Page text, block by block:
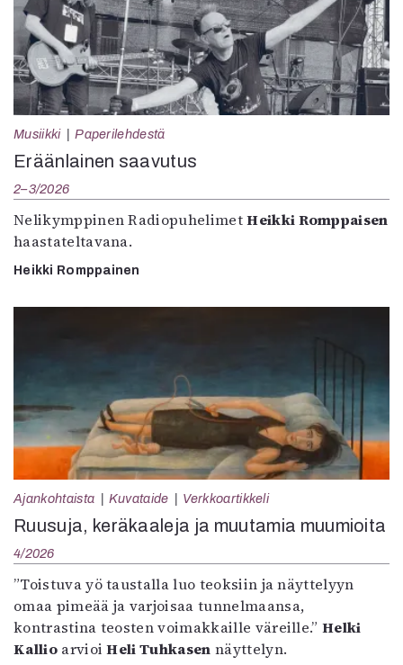
Yhteistyössä
Toimitus
Mediatiedot
Kaltio ry
Musiikki Paperilehdestä
Eräänlainen saavutus
2–3/2026
Nelikymppinen RadiopuhelimetHeikki Romppaisen
haastateltavana.
Heikki Romppainen
Ajankohtaista Kuvataide Verkkoartikkeli
Ruusuja, keräkaaleja ja muutamia muumioita
4/2026
”Toistuva yö taustalla luo teoksiin ja näyttelyyn
omaa pimeää ja varjoisaa tunnelmaansa,
kontrastina teosten voimakkaille väreille.”Helki
KallioarvioiHeli Tuhkasen näyttelyn.